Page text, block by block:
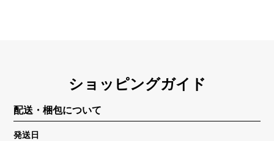
ショッピングガイド
配送・梱包について
発送日